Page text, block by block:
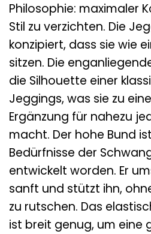
Philosophie: maximaler
Stil zu verzichten. Die
konzipiert, dass sie wie
sitzen. Die
die Silhouette einer
Jeggings, was sie zu
Ergänzung für nahezu
macht. Der hohe Bund
Bedürfnisse der
entwickelt worden. Er
sanft und stützt ihn,
zu rutschen. Das
ist breit genug, um eine